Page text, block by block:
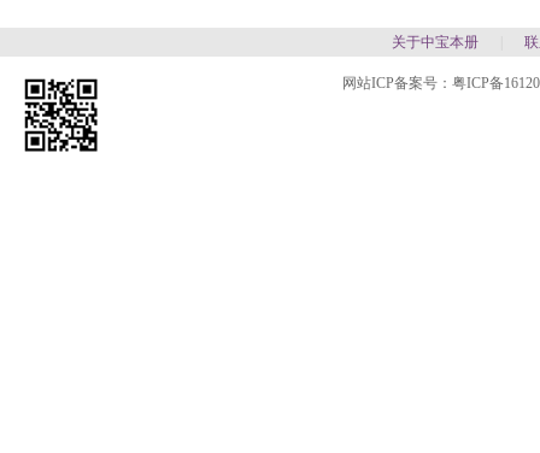
关于中宝本册
网站ICP备案号： 粤ICP备